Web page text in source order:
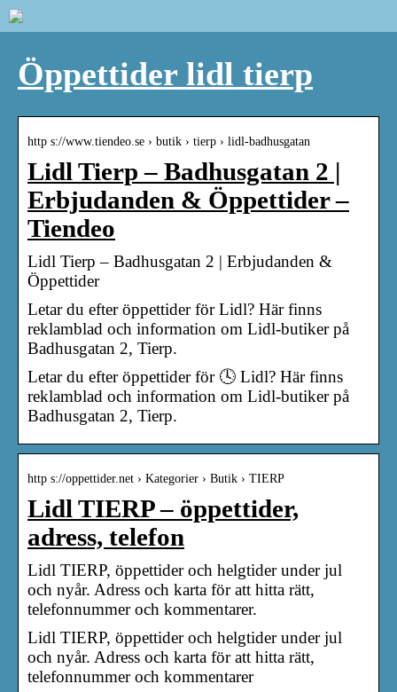
Öppettider lidl tierp
http s://www.tiendeo.se › butik › tierp › lidl-badhusgatan
Lidl Tierp – Badhusgatan 2 |
Erbjudanden & Öppettider –
Tiendeo
Lidl Tierp – Badhusgatan 2 | Erbjudanden &
Öppettider
Letar du efter öppettider för Lidl? Här finns
reklamblad och information om Lidl-butiker på
Badhusgatan 2, Tierp.
Letar du efter öppettider för 🕓 Lidl? Här finns
reklamblad och information om Lidl-butiker på
Badhusgatan 2, Tierp.
http s://oppettider.net › Kategorier › Butik › TIERP
Lidl TIERP – öppettider,
adress, telefon
Lidl TIERP, öppettider och helgtider under jul
och nyår. Adress och karta för att hitta rätt,
telefonnummer och kommentarer.
Lidl TIERP, öppettider och helgtider under jul
och nyår. Adress och karta för att hitta rätt,
telefonnummer och kommentarer